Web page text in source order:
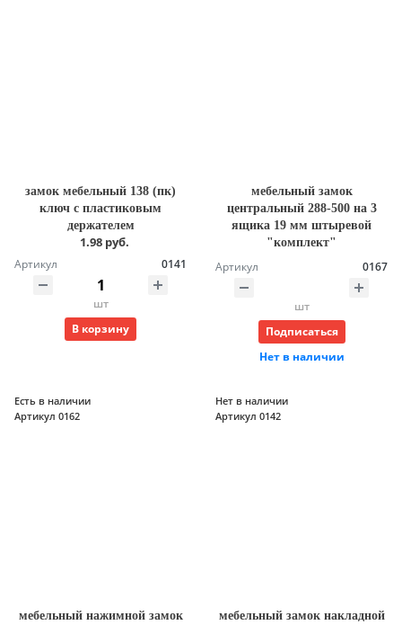
замок мебельный 138 (пк)
ключ с пластиковым
держателем
1.98 руб.
Артикул 0141
шт
В корзину
мебельный замок
центральный 288-500 на 3
ящика 19 мм штыревой
"комплект"
Артикул 0167
шт
Подписаться
Нет в наличии
Есть в наличии
Артикул 0162
мебельный нажимной замок
Нет в наличии
Артикул 0142
мебельный замок накладной